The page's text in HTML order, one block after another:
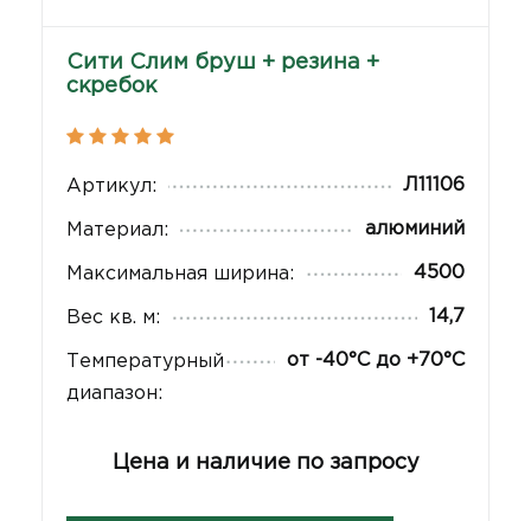
Сити Слим бруш + резина +
скребок
Артикул: Л11106
Материал: алюминий
Максимальная ширина: 4500
Вес кв. м: 14,7
Температурный
диапазон:
от -40°С до +70°С
Цена и наличие по запросу